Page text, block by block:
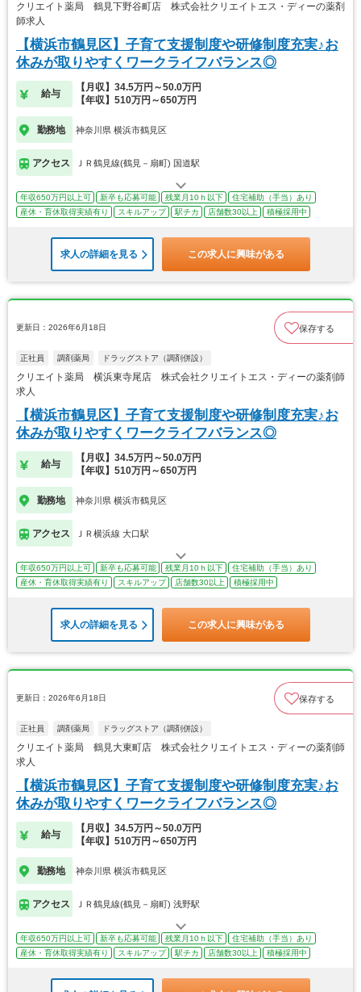
クリエイト薬局 鶴見下野谷町店 株式会社クリエイトエス・ディーの薬剤
師求人
【横浜市鶴見区】子育て支援制度や研修制度充実♪お
休みが取りやすくワークライフバランス◎
給与
【月収】34.5万円～50.0万円
【年収】510万円～650万円
勤務地 神奈川県 横浜市鶴見区
アクセス ＪＲ鶴見線(鶴見－扇町) 国道駅
年収650万円以上可 新卒も応募可能 残業月10ｈ以下
住宅補助（手当）あり
産休・育休取得実績有り
スキルアップ 駅チカ 店舗数30以上 積極採用中
求人の詳細を見る この求人に興味がある
更新日：2026年6月18日 保存する
正社員 調剤薬局 ドラッグストア（調剤併設）
クリエイト薬局 横浜東寺尾店 株式会社クリエイトエス・ディーの薬剤師
求人
【横浜市鶴見区】子育て支援制度や研修制度充実♪お
休みが取りやすくワークライフバランス◎
給与
【月収】34.5万円～50.0万円
【年収】510万円～650万円
勤務地 神奈川県 横浜市鶴見区
アクセス ＪＲ横浜線 大口駅
年収650万円以上可 新卒も応募可能 残業月10ｈ以下
住宅補助（手当）あり
産休・育休取得実績有り
スキルアップ 店舗数30以上 積極採用中
求人の詳細を見る この求人に興味がある
更新日：2026年6月18日 保存する
正社員 調剤薬局 ドラッグストア（調剤併設）
クリエイト薬局 鶴見大東町店 株式会社クリエイトエス・ディーの薬剤師
求人
【横浜市鶴見区】子育て支援制度や研修制度充実♪お
休みが取りやすくワークライフバランス◎
給与
【月収】34.5万円～50.0万円
【年収】510万円～650万円
勤務地 神奈川県 横浜市鶴見区
アクセス ＪＲ鶴見線(鶴見－扇町) 浅野駅
年収650万円以上可 新卒も応募可能 残業月10ｈ以下
住宅補助（手当）あり
産休・育休取得実績有り
スキルアップ 駅チカ 店舗数30以上 積極採用中